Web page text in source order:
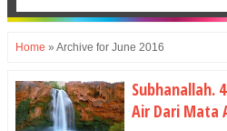
Home » Archive for June 2016
Subhanallah.
Air Dari Mata